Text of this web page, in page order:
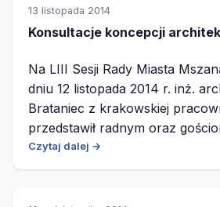
13 listopada 2014
Konsultacje koncepcji
Na LIII Sesji Rady Miasta
dniu 12 listopada 2014 r. inż.
Brataniec z krakowskiej
przedstawił radnym oraz
Czytaj dalej →